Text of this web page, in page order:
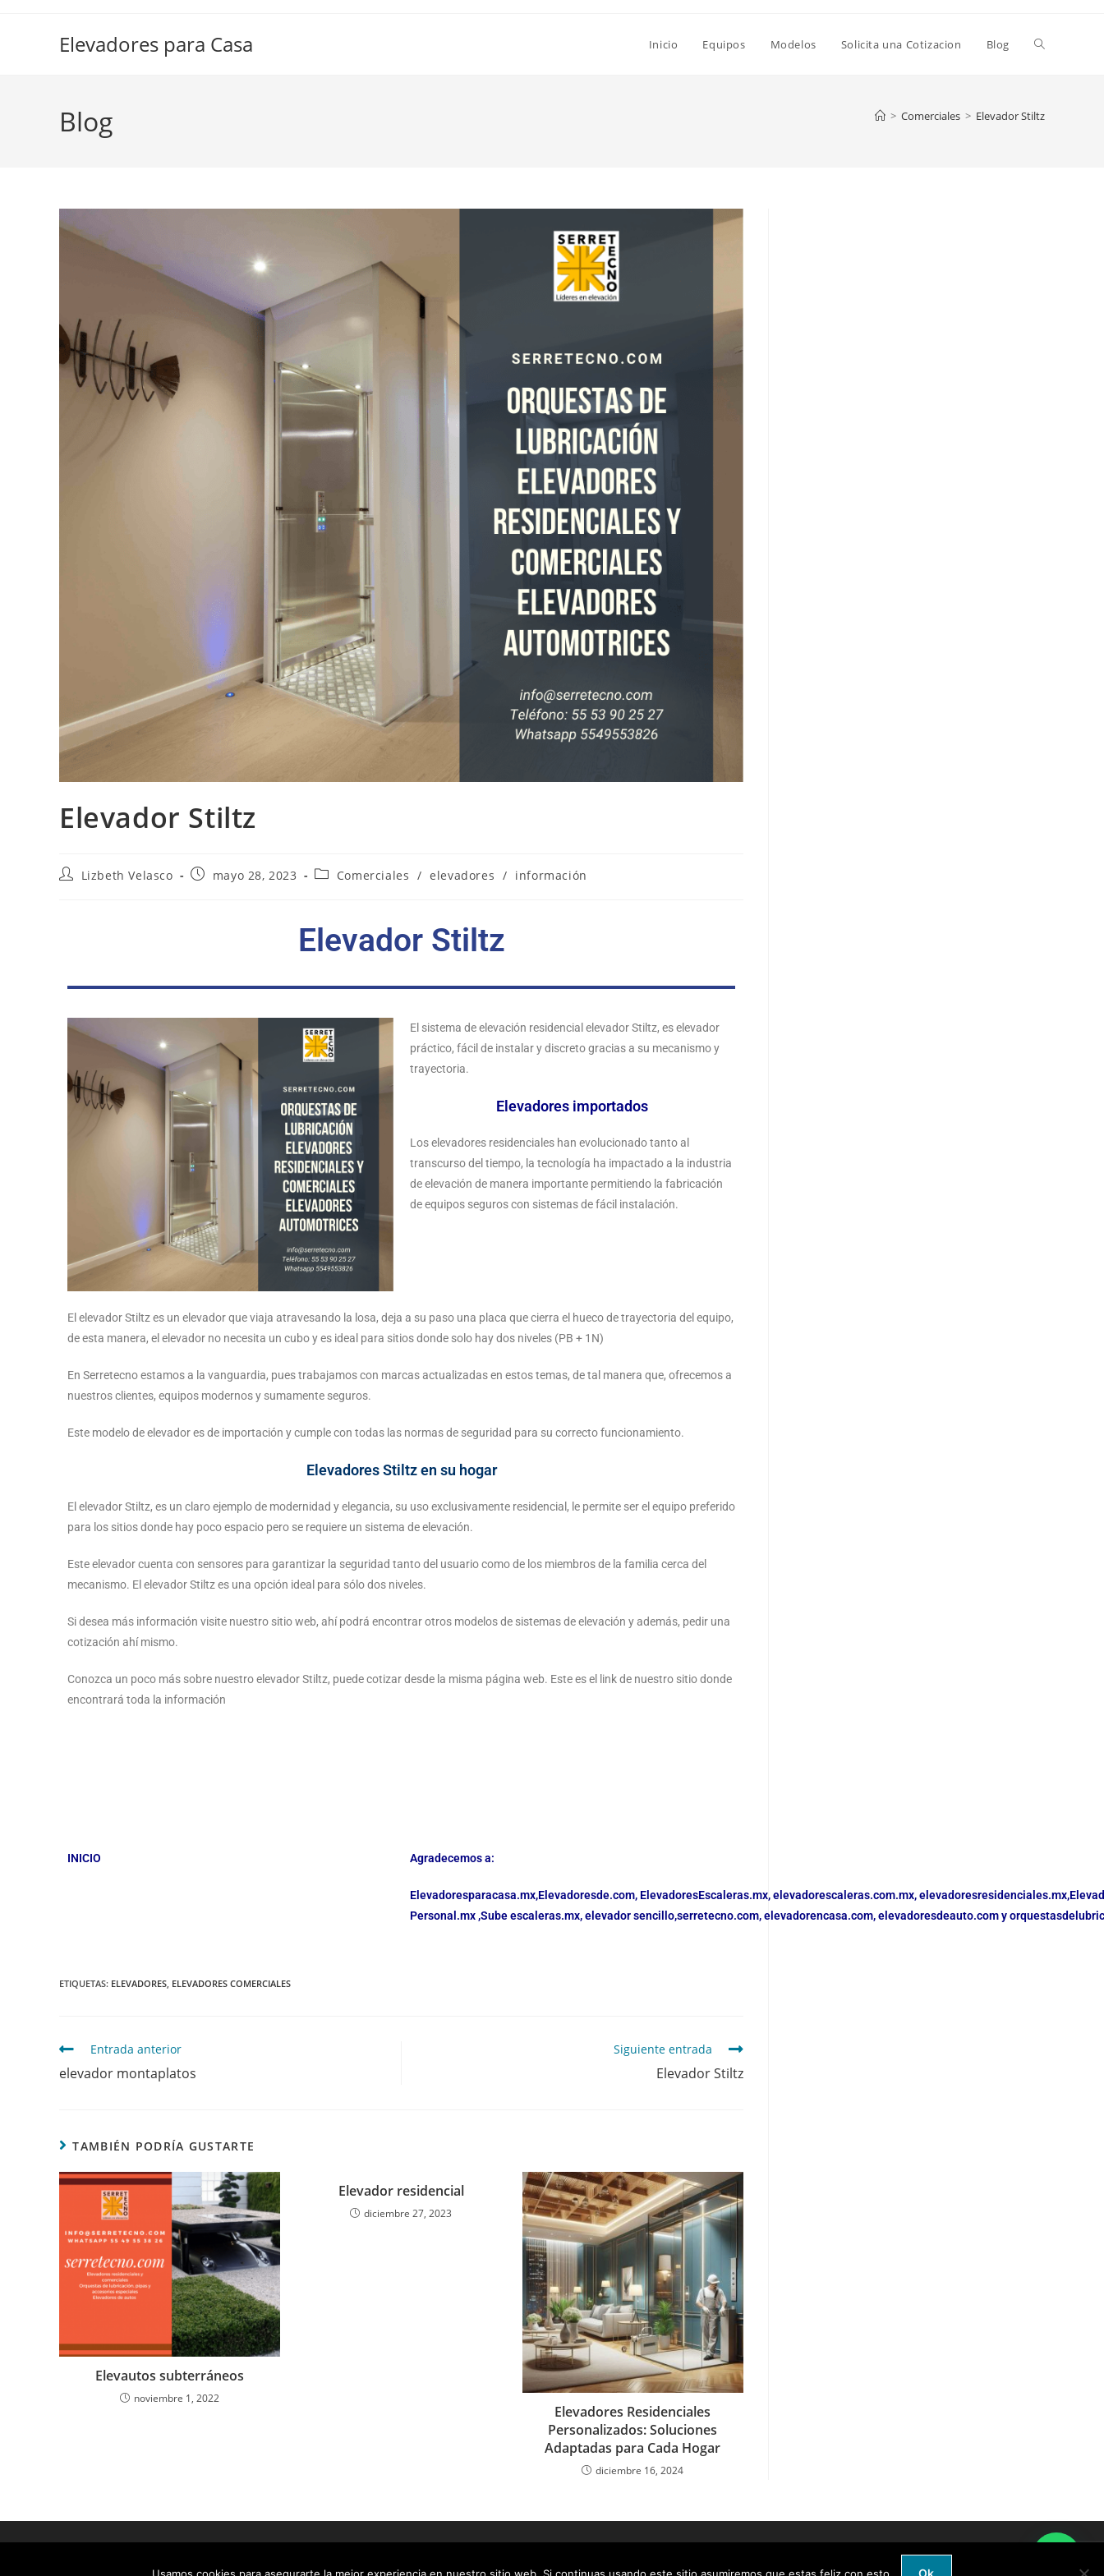
Elevadores para Casa Inicio Equipos Modelos Solicita una Cotizacion Blog
Blog > Comerciales > Elevador Stiltz
Elevador Stiltz
Lizbeth Velasco mayo 28, 2023 Comerciales / elevadores / información
Elevador Stiltz
El sistema de elevación residencial elevador Stiltz, es elevador
práctico, fácil de instalar y discreto gracias a su mecanismo y
trayectoria.
Elevadores importados
Los elevadores residenciales han evolucionado tanto al
transcurso del tiempo, la tecnología ha impactado a la industria
de elevación de manera importante permitiendo la fabricación
de equipos seguros con sistemas de fácil instalación.
El elevador Stiltz es un elevador que viaja atravesando la losa, deja a su paso una placa que cierra el hueco de trayectoria del equipo,
de esta manera, el elevador no necesita un cubo y es ideal para sitios donde solo hay dos niveles (PB + 1N)
En Serretecno estamos a la vanguardia, pues trabajamos con marcas actualizadas en estos temas, de tal manera que, ofrecemos a
nuestros clientes, equipos modernos y sumamente seguros.
Este modelo de elevador es de importación y cumple con todas las normas de seguridad para su correcto funcionamiento.
Elevadores Stiltz en su hogar
El elevador Stiltz, es un claro ejemplo de modernidad y elegancia, su uso exclusivamente residencial, le permite ser el equipo preferido
para los sitios donde hay poco espacio pero se requiere un sistema de elevación.
Este elevador cuenta con sensores para garantizar la seguridad tanto del usuario como de los miembros de la familia cerca del
mecanismo. El elevador Stiltz es una opción ideal para sólo dos niveles.
Si desea más información visite nuestro sitio web, ahí podrá encontrar otros modelos de sistemas de elevación y además, pedir una
cotización ahí mismo.
Conozca un poco más sobre nuestro elevador Stiltz, puede cotizar desde la misma página web. Este es el link de nuestro sitio donde
encontrará toda la información
INICIO Agradecemos a:
Elevadoresparacasa.mx,Elevadoresde.com, ElevadoresEscaleras.mx,elevadorescaleras.com.mx,elevadoresresidenciales.mx,
Personal.mx ,Sube escaleras.mx,elevador sencillo,serretecno.com, elevadorencasa.com, elevadoresdeauto.comy
ETIQUETAS: ELEVADORES ELEVADORES COMERCIALES
Entrada anterior
elevador montaplatos
Siguiente entrada
Elevador Stiltz
TAMBIÉN PODRÍA GUSTARTE
Elevautos subterráneos
noviembre 1, 2022
Elevador residencial
diciembre 27, 2023
Elevadores Residenciales
Personalizados: Soluciones
Adaptadas para Cada Hogar
diciembre 16, 2024
Ok